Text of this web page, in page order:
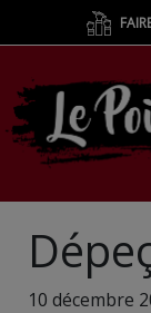
10 décembre